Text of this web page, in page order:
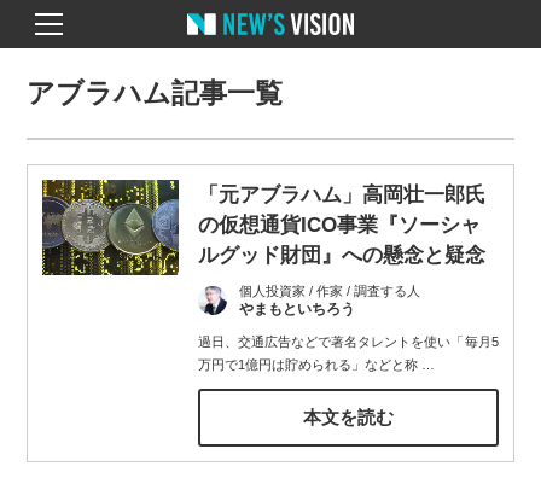
アブラハム記事一覧
「元アブラハム」高岡壮一郎氏
の仮想通貨ICO事業『ソーシャ
ルグッド財団』への懸念と疑念
個人投資家 / 作家 / 調査する人
やまもといちろう
過日、交通広告などで著名タレントを使い「毎月5
万円で1億円は貯められる」などと称…
本文を読む